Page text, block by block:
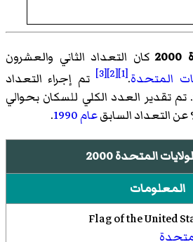
كان التعداد الثاني والعشرون
المتحدة.
[1]
[2]
[3]
تم إجراء التعداد
بتاريخ 1 أبريل عام 2000. تم تقدير العدد الكلي للسكان بحوالي
عام 1990 .
المتحدة 2000
المعلومات